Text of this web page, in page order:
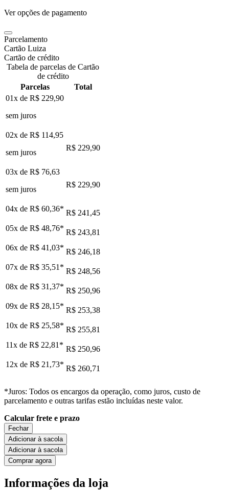
Ver opções de pagamento
Parcelamento
Cartão Luiza
Cartão de crédito
Tabela de parcelas de Cartão
de crédito
Parcelas
Total
01x de R$ 229,90
sem juros
02x de R$ 114,95
sem juros
R$ 229,90
03x de R$ 76,63
sem juros
R$ 229,90
04x de R$ 60,36* R$ 241,45
05x de R$ 48,76* R$ 243,81
06x de R$ 41,03* R$ 246,18
07x de R$ 35,51 * R$ 248,56
08x de R$ 31,37* R$ 250,96
09x de R$ 28,15* R$ 253,38
10x de R$ 25,58* R$ 255,81
11x de R$ 22,81 * R$ 250,96
12x de R$ 21,73* R$ 260,71
*Juros: Todos os encargos da operação, como juros, custo de
parcelamento e outras tarifas estão incluídas neste valor.
Calcular frete e prazo
Fechar
Adicionar à sacola
Adicionar à sacola
Comprar agora
Informações da loja